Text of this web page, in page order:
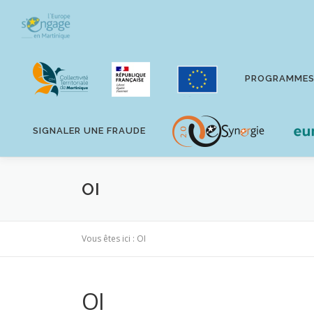
contenu
PROGRAMMES
SIGNALER UNE FRAUDE
OI
Vous êtes ici : OI
OI